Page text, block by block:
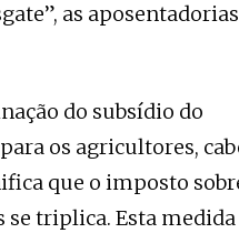
as
do subsídio do
os agricultores,
que o imposto
triplica. Esta medida